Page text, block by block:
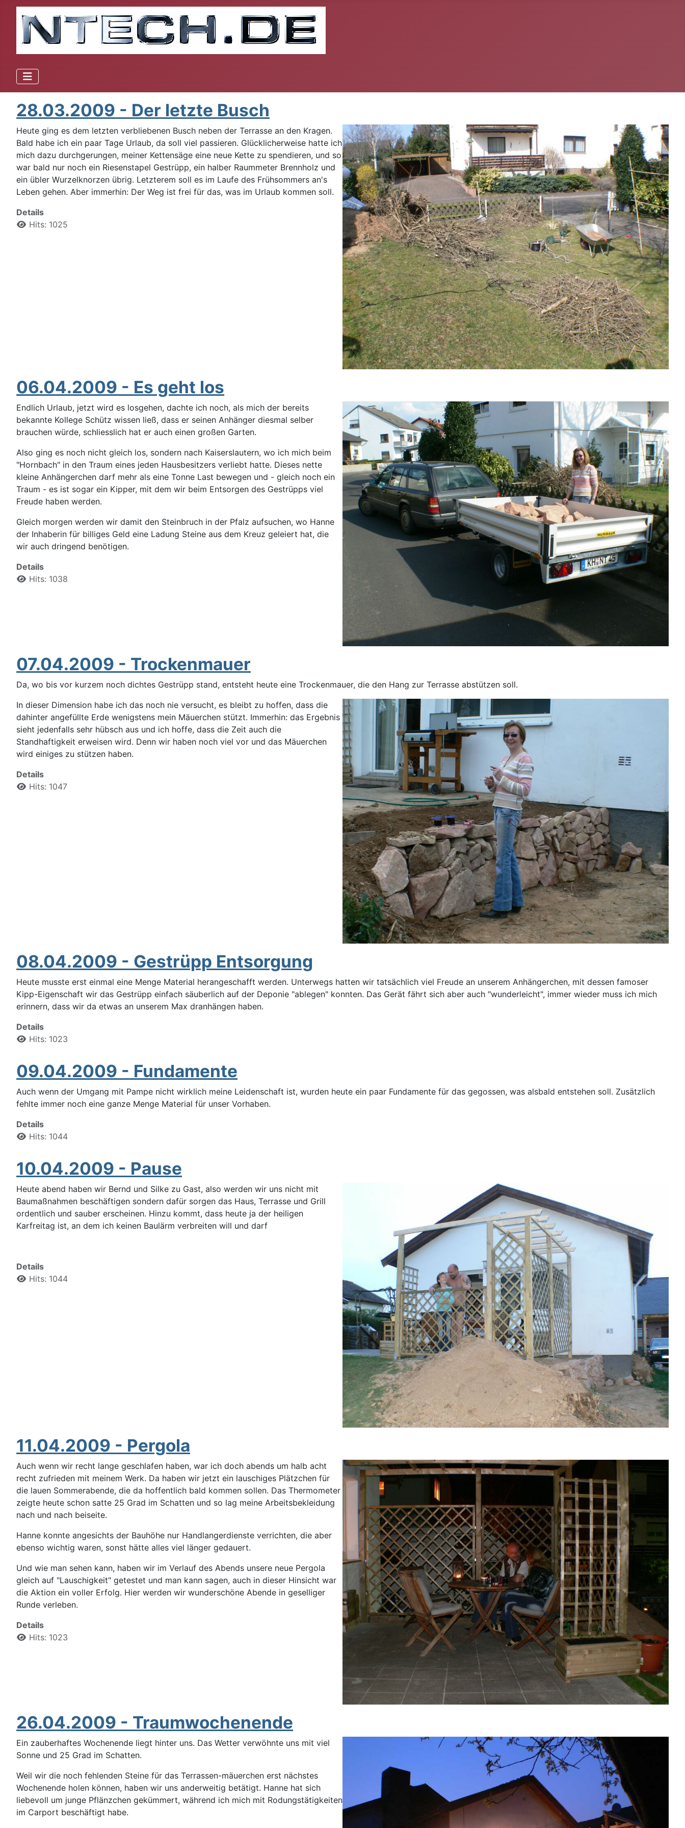
28.03.2009 - Der letzte Busch
Heute ging es dem letzten verbliebenen Busch neben der Terrasse an den Kragen.
Bald habe ich ein paar Tage Urlaub, da soll viel passieren. Glücklicherweise hatte ich
mich dazu durchgerungen, meiner Kettensäge eine neue Kette zu spendieren, und so
war bald nur noch ein Riesenstapel Gestrüpp, ein halber Raummeter Brennholz und
ein übler Wurzelknorzen übrig. Letzterem soll es im Laufe des Frühsommers an's
Leben gehen. Aber immerhin: Der Weg ist frei für das, was im Urlaub kommen soll.
Details
Hits: 1025
06.04.2009 - Es geht los
Endlich Urlaub, jetzt wird es losgehen, dachte ich noch, als mich der bereits
bekannte Kollege Schütz wissen ließ, dass er seinen Anhänger diesmal selber
brauchen würde, schliesslich hat er auch einen großen Garten.
Also ging es noch nicht gleich los, sondern nach Kaiserslautern, wo ich mich beim
"Hornbach" in den Traum eines jeden Hausbesitzers verliebt hatte. Dieses nette
kleine Anhängerchen darf mehr als eine Tonne Last bewegen und - gleich noch ein
Traum - es ist sogar ein Kipper, mit dem wir beim Entsorgen des Gestrüpps viel
Freude haben werden.
Gleich morgen werden wir damit den Steinbruch in der Pfalz aufsuchen, wo Hanne
der Inhaberin für billiges Geld eine Ladung Steine aus dem Kreuz geleiert hat, die
wir auch dringend benötigen.
Details
Hits: 1038
07.04.2009 - Trockenmauer
Da, wo bis vor kurzem noch dichtes Gestrüpp stand, entsteht heute eine Trockenmauer, die den Hang zur Terrasse abstützen soll.
In dieser Dimension habe ich das noch nie versucht, es bleibt zu hoffen, dass die
dahinter angefüllte Erde wenigstens mein Mäuerchen stützt. Immerhin: das Ergebnis
sieht jedenfalls sehr hübsch aus und ich hoffe, dass die Zeit auch die
Standhaftigkeit erweisen wird. Denn wir haben noch viel vor und das Mäuerchen
wird einiges zu stützen haben.
Details
Hits: 1047
08.04.2009 - Gestrüpp Entsorgung
Heute musste erst einmal eine Menge Material herangeschafft werden. Unterwegs hatten wir tatsächlich viel Freude an unserem Anhängerchen, mit dessen famoser
Kipp-Eigenschaft wir das Gestrüpp einfach säuberlich auf der Deponie "ablegen" konnten. Das Gerät fährt sich aber auch "wunderleicht", immer wieder muss ich mich
erinnern, dass wir da etwas an unserem Max dranhängen haben.
Details
Hits: 1023
09.04.2009 - Fundamente
Auch wenn der Umgang mit Pampe nicht wirklich meine Leidenschaft ist, wurden heute ein paar Fundamente für das gegossen, was alsbald entstehen soll. Zusätzlich
fehlte immer noch eine ganze Menge Material für unser Vorhaben.
Details
Hits: 1044
10.04.2009 - Pause
Heute abend haben wir Bernd und Silke zu Gast, also werden wir uns nicht mit
Baumaßnahmen beschäftigen sondern dafür sorgen das Haus, Terrasse und Grill
ordentlich und sauber erscheinen. Hinzu kommt, dass heute ja der heiligen
Karfreitag ist, an dem ich keinen Baulärm verbreiten will und darf
Details
Hits: 1044
11.04.2009 - Pergola
Auch wenn wir recht lange geschlafen haben, war ich doch abends um halb acht
recht zufrieden mit meinem Werk. Da haben wir jetzt ein lauschiges Plätzchen für
die lauen Sommerabende, die da hoffentlich bald kommen sollen. Das Thermometer
zeigte heute schon satte 25 Grad im Schatten und so lag meine Arbeitsbekleidung
nach und nach beiseite.
Hanne konnte angesichts der Bauhöhe nur Handlangerdienste verrichten, die aber
ebenso wichtig waren, sonst hätte alles viel länger gedauert.
Und wie man sehen kann, haben wir im Verlauf des Abends unsere neue Pergola
gleich auf "Lauschigkeit" getestet und man kann sagen, auch in dieser Hinsicht war
die Aktion ein voller Erfolg. Hier werden wir wunderschöne Abende in geselliger
Runde verleben.
Details
Hits: 1023
26.04.2009 - Traumwochenende
Ein zauberhaftes Wochenende liegt hinter uns. Das Wetter verwöhnte uns mit viel
Sonne und 25 Grad im Schatten.
Weil wir die noch fehlenden Steine für das Terrassen-mäuerchen erst nächstes
Wochenende holen können, haben wir uns anderweitig betätigt. Hanne hat sich
liebevoll um junge Pflänzchen gekümmert, während ich mich mit Rodungstätigkeiten
im Carport beschäftigt habe.